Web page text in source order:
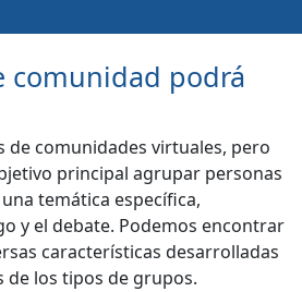
comunidad podrá
de comunidades virtuales, pero
principal agrupar personas
temática específica,
y el debate. Podemos encontrar
características desarrolladas
de los tipos de grupos.